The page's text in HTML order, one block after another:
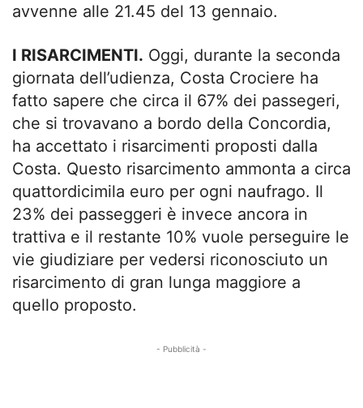
avvenne alle 21.45 del 13 gennaio.
I RISARCIMENTI. Oggi, durante la seconda
giornata dell’udienza, Costa Crociere ha
fatto sapere che circa il 67% dei passegeri,
che si trovavano a bordo della Concordia,
ha accettato i risarcimenti proposti dalla
Costa. Questo risarcimento ammonta a circa
quattordicimila euro per ogni naufrago. Il
23% dei passeggeri è invece ancora in
trattiva e il restante 10% vuole perseguire le
vie giudiziare per vedersi riconosciuto un
risarcimento di gran lunga maggiore a
quello proposto.
- Pubblicità -